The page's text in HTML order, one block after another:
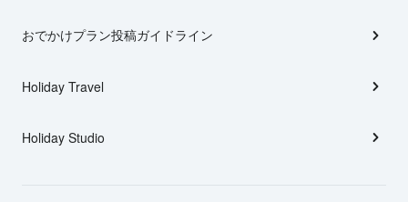
おでかけプラン投稿ガイドライン
Holiday Travel
Holiday Studio